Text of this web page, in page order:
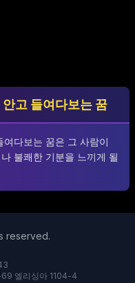
고 들여다보는 꿈
다보는 꿈은 그 사람이
불쾌한 기분을 느끼게 될
reserved.
엘리싱아 1104-4